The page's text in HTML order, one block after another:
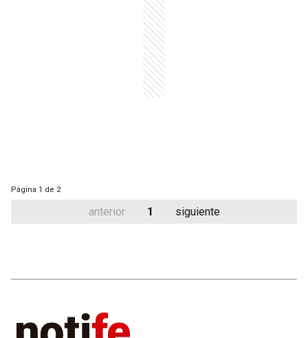
Página 1 de 2
anterior 1 siguiente